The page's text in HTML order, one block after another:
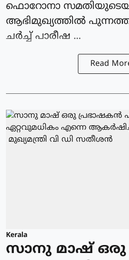
ഫൊറോനാ
ആഭിമുഖ്യത്തില്‍
ചര്‍ച്ച് പാരീഷ ...
Read
Kerala
സാനു മാഷ് ഒരു